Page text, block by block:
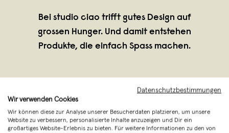
Bei studio ciao trifft gutes Design auf
grossen Hunger. Und damit entstehen
Produkte, die einfach Spass machen.
Datenschutzbestimmungen
Wir verwenden Cookies
Wir können diese zur Analyse unserer Besucherdaten platzieren, um unsere
Website zu verbessern, personalisierte Inhalte anzuzeigen und Dir ein
großartiges Website-Erlebnis zu bieten. Für weitere Informationen zu den von